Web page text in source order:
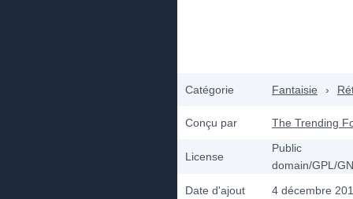
Catégorie Fantaisie ›
Conçu par The Trending
License
Public
domain/GPL/
Date d'ajout
4 décembre